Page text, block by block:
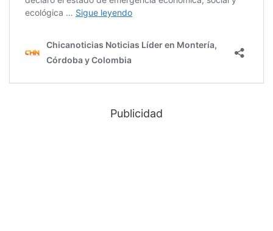
Publicidad